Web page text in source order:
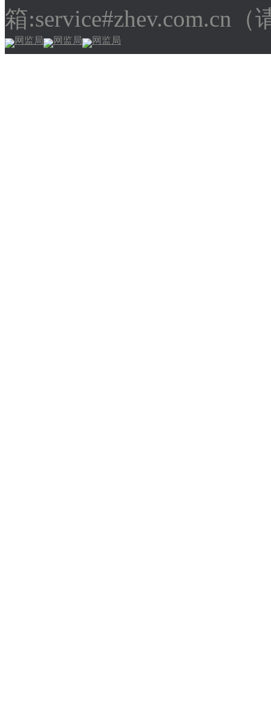
箱:service#zhev.com.cn